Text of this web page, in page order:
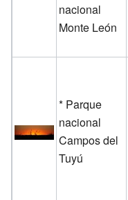
nacional
Monte León
* Parque
nacional
Campos del
Tuyú